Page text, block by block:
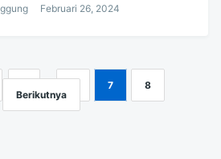
Februari 26, 2024
7
8
Berikutnya